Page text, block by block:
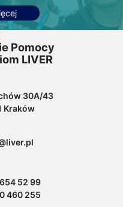
Pomocy
LIVER
30A/43
Kraków
52 99
460 255